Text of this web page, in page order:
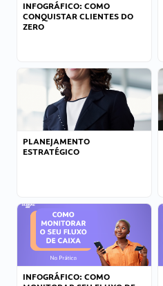
INFOGRÁFICO: COMO
CONQUISTAR CLIENTES DO
ZERO
PLANEJAMENTO
ESTRATÉGICO
INFOGRÁFICO: COMO